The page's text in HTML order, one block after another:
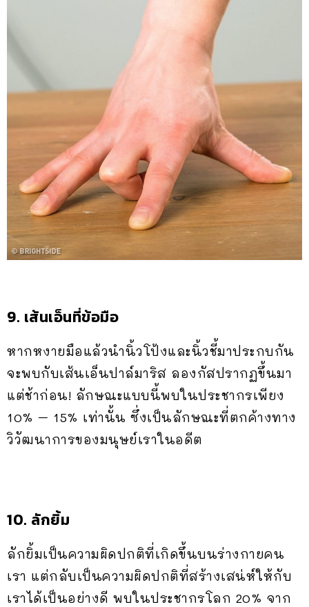
9. เส้นเอ็นที่ข้อมือ
หากหงายมือแล้วนำนิ้วโป้งและนิ้วชี้มาประกบกัน
จะพบกับเส้นเอ็นปาล์มาริส ลองกัสปรากฏขึ้นมา
แต่ช้าก่อน! ลักษณะแบบนี้พบในประชากรเพียง
10% – 15% เท่านั้น ซึ่งเป็นลักษณะที่ตกค้างทาง
วิวัฒนาการของมนุษย์เราในอดีต
10. ลักยิ้ม
ลักยิ้มเป็นความผิดปกติที่เกิดขึ้นบนร่างกายคน
เรา แต่กลับเป็นความผิดปกติที่สร้างเสน่ห์ให้กับ
เราได้เป็นอย่างดี พบในประชากรโลก 20% จาก